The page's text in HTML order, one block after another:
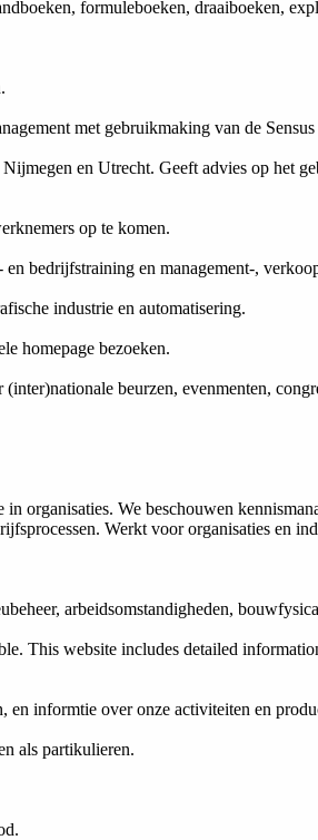
formuleboeken, draaiboeken,
met gebruikmaking van de
en Utrecht. Geeft advies op het
op te komen.
bedrijfstraining en management-,
industrie en automatisering.
homepage bezoeken.
beurzen, evenmenten,
organisaties. We beschouwen
Werkt voor organisaties en
arbeidsomstandigheden,
This website includes detailed
en informtie over onze activiteiten en
als partikulieren.